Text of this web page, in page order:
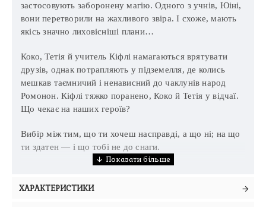
застосовують заборонену магію. Одного з учнів, Юіні,
вони перетворили на жахливого звіра. І схоже, мають
якісь значно лиховісніші плани…
Коко, Тетія й учитель Кіфлі намагаються врятувати
друзів, однак потрапляють у підземелля, де колись
мешкав таємничий і ненависний до чаклунів народ
Ромонон. Кіфлі тяжко поранено, Коко й Тетія у відчаї.
Що чекає на наших героїв?
Вибір між тим, що ти хочеш насправді, а що ні; на що
ти здатен — і що тобі не до снаги.
ХАРАКТЕРИСТИКИ